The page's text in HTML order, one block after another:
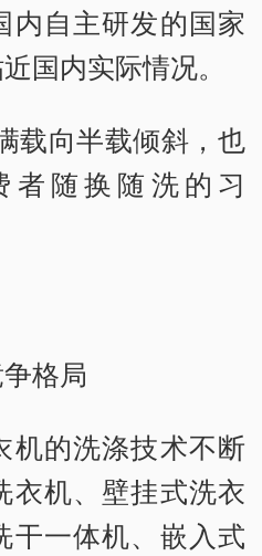
内自主研发的国家
国内实际情况。
向半载倾斜，也
者随换随洗的习
格局
的洗涤技术不断
衣机、壁挂式洗衣
干一体机、嵌入式